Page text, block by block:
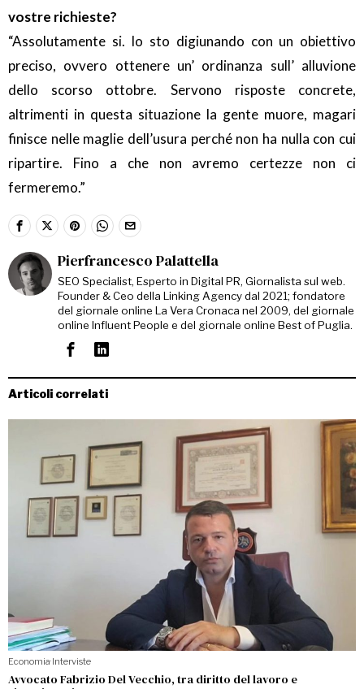
vostre richieste?
“Assolutamente si. Io sto digiunando con un obiettivo
preciso, ovvero ottenere un’ ordinanza sull’ alluvione
dello scorso ottobre. Servono risposte concrete,
altrimenti in questa situazione la gente muore, magari
finisce nelle maglie dell’usura perché non ha nulla con cui
ripartire. Fino a che non avremo certezze non ci
fermeremo.”
Pierfrancesco Palattella
SEO Specialist, Esperto in Digital PR, Giornalista sul web.
Founder & Ceo della Linking Agency dal 2021; fondatore
del giornale online La Vera Cronaca nel 2009, del giornale
online Influent People e del giornale online Best of Puglia.
Articoli correlati
Economia·Interviste
Avvocato Fabrizio Del Vecchio, tra diritto del lavoro e